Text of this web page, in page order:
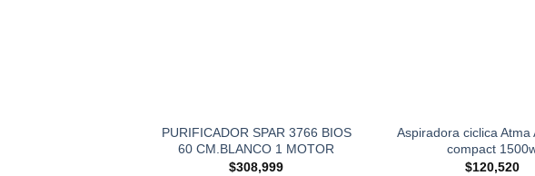
PURIFICADOR SPAR 3766 BIOS
60 CM.BLANCO 1 MOTOR
$308,999
Aspiradora ciclica Atma
compact
$120,520